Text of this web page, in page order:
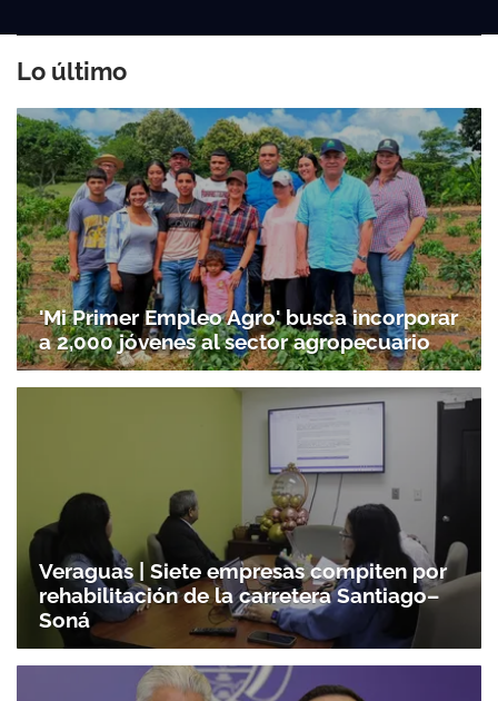
Lo último
'Mi Primer Empleo Agro' busca incorporar
a 2,000 jóvenes al sector agropecuario
Veraguas | Siete empresas compiten por
rehabilitación de la carretera Santiago–
Soná